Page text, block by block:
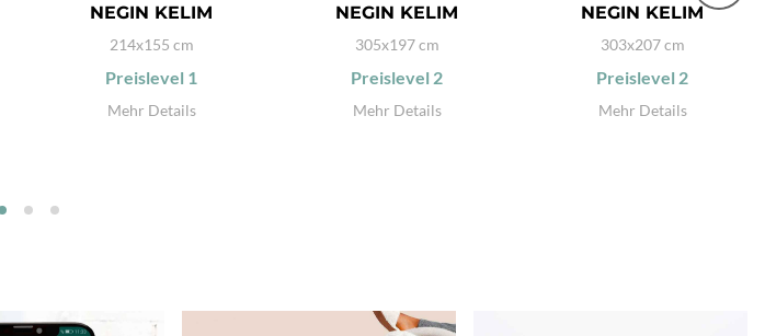
NEGIN KELIM
214x155 cm
Preislevel 1
Mehr Details
NEGIN KELIM
305x197 cm
Preislevel 2
Mehr Details
NEGIN KELIM
303x207 cm
Preislevel 2
Mehr Details